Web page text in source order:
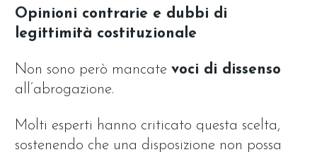
Opinioni contrarie e dubbi di
legittimità costituzionale
Non sono però mancate voci di dissenso
all’abrogazione.
Molti esperti hanno criticato questa scelta,
sostenendo che una disposizione non possa